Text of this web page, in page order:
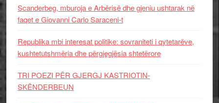
Scanderbeg, mburoja e Arbërisë dhe gjeniu ushtarak në
faqet e Giovanni Carlo Saraceni-t
Republika mbi interesat politike: sovraniteti i qytetarëve,
kushtetutshmëria dhe përgjegjësia shtetërore
TRI POEZI PËR GJERGJ KASTRIOTIN-
SKËNDERBEUN